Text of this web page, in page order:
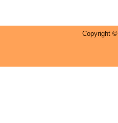
Copyright